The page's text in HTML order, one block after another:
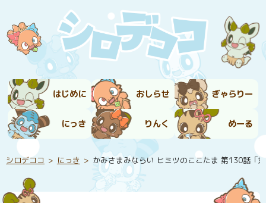
はじめに おしらせ ぎゃらりー
にっき りんく めーる
シロデココ にっき かみさまみならい ヒミツのここたま 第130話「